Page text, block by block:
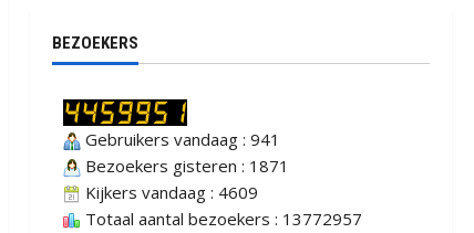
BEZOEKERS
Gebruikers vandaag : 941
Bezoekers gisteren : 1871
Kijkers vandaag : 4609
Totaal aantal bezoekers : 13772957